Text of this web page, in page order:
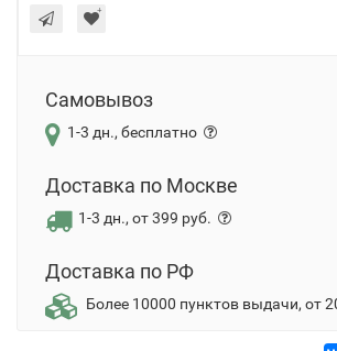
Самовывоз
1-3 дн., бесплатно
Доставка по Москве
1-3 дн., от 399 руб.
Доставка по РФ
Более 10000 пунктов выдачи, от